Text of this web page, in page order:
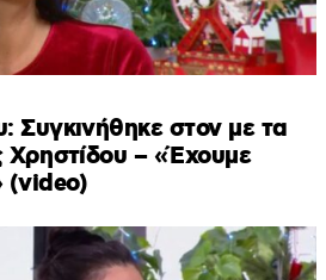
Συγκινήθηκε στον με τα
Χρηστίδου – «Έχουμε
(video)